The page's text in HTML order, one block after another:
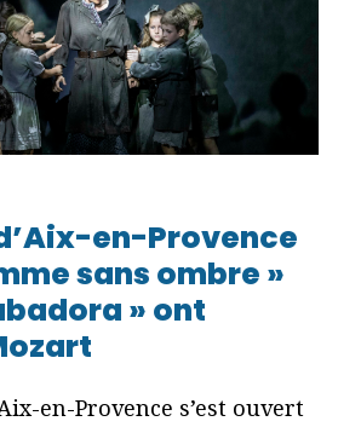
en-Provence
sans ombre »
» ont
en-Provence s’est ouvert